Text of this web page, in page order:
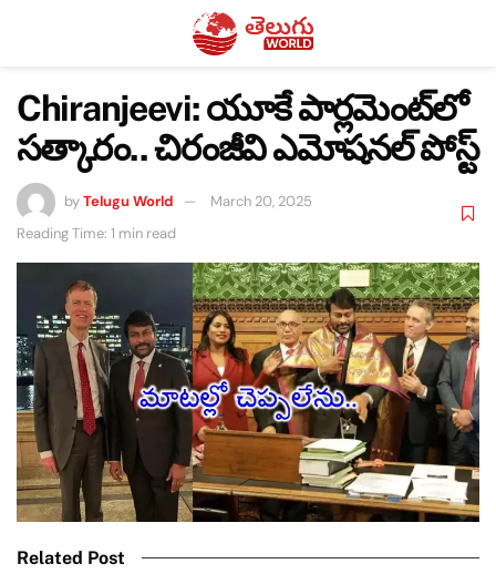
Chiranjeevi: యూకే పార్లమెంట్‌లో
సత్కారం.. చిరంజీవి ఎమోషనల్ పోస్ట్
byTelugu World
March 20, 2025
Reading Time: 1 min read
Related Post